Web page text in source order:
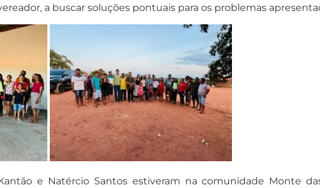
a buscar soluções pontuais para os problemas
e Natércio Santos estiveram na comunidade Monte